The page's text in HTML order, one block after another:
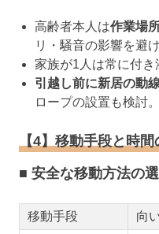
高齢者本人は作業場
リ・騒音の影響を避け
家族が1人は常に付き
引越し前に新居の動
ロープの設置も検討。
【4】移動手段と時
■ 安全な移動方法の
移動手段 向